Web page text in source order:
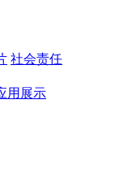
社会责任
用展示